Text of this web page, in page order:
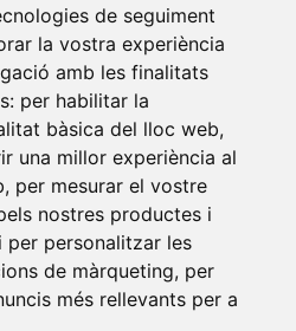
de seguiment
la vostra experiència
amb les finalitats
per habilitar la
bàsica del lloc web,
una millor experiència al
, per mesurar el vostre
nostres productes i
per personalitzar les
de màrqueting, per
més rellevants per a
•Universitat d'Alacant
•Universitat Autònoma de
de Barcelona•Universitat
•Universitat de Girona
Balears•Universitat
•Universitat Jaume I
Universitat Miguel Hernández
de Catalunya•Universitat